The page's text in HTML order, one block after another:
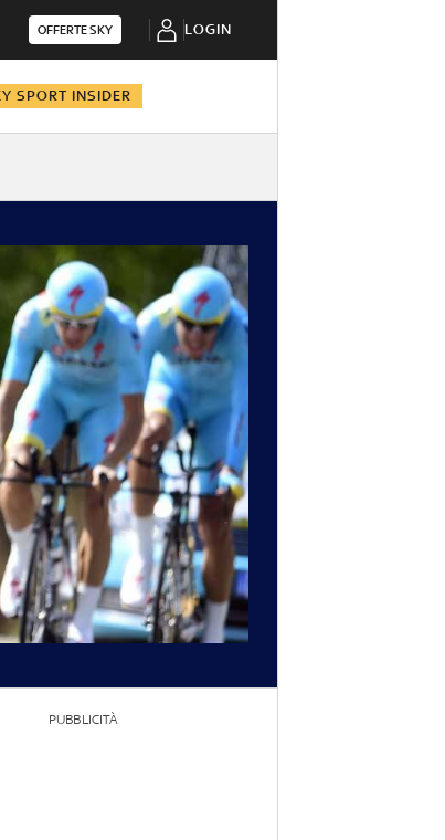
OFFERTE SKY LOGIN
SPORT INSIDER
PUBBLICITÀ